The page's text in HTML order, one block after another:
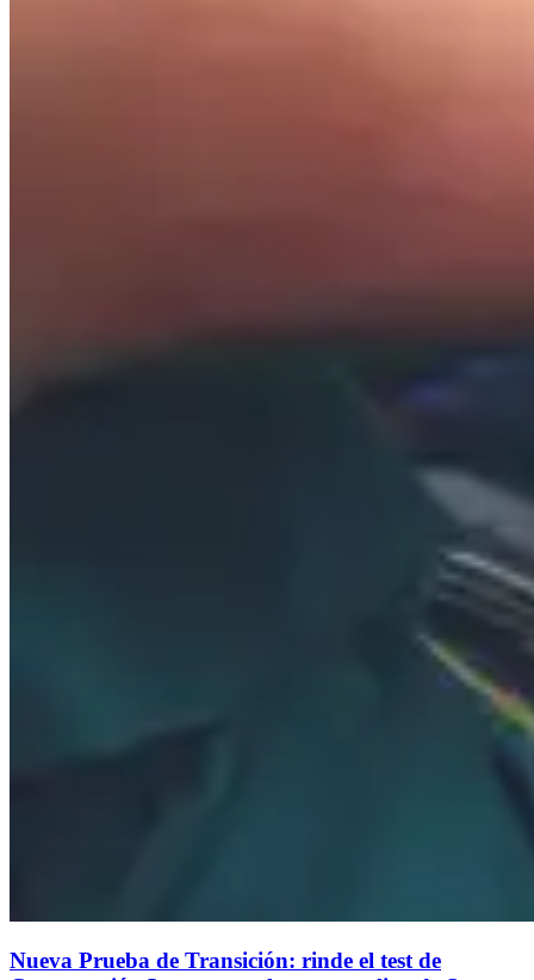
Nueva Prueba de Transición: rinde el test de